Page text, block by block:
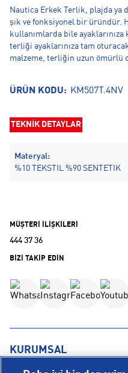
Nautica Erkek Terlik, plajda ya
şık ve fonksiyonel bir üründür.
kullanımlarda bile
terliği ayaklarınıza tam
malzeme, terliğin uzun ömürlü
ÜRÜN KODU: KM507T.4NV
TEKNİK DETAYLAR
Materyal:
%10 TEKSTIL %90 SENTETIK
MÜŞTERİ İLİŞKİLERİ
444 37 36
BİZİ TAKİP EDİN
KURUMSAL